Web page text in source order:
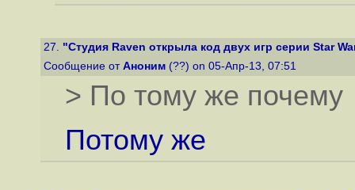
27. "Студия Raven открыла код двух игр серии Star
Сообщение от Аноним (??) on 05-Апр-13, 07:51
> По тому же почему
Потому же